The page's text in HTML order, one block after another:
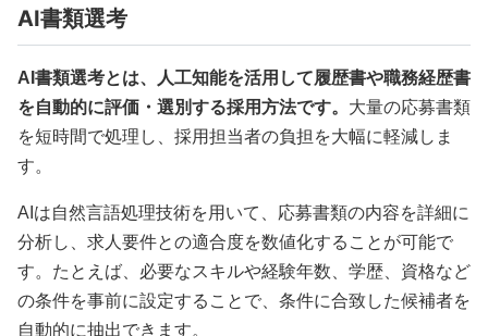
AI書類選考
AI書類選考とは、人工知能を活用して履歴書や職務経歴書
を自動的に評価・選別する採用方法です。 大量の応募書類
を短時間で処理し、採用担当者の負担を大幅に軽減しま
す。
AIは自然言語処理技術を用いて、応募書類の内容を詳細に
分析し、求人要件との適合度を数値化することが可能で
す。たとえば、必要なスキルや経験年数、学歴、資格など
の条件を事前に設定することで、条件に合致した候補者を
自動的に抽出できます。